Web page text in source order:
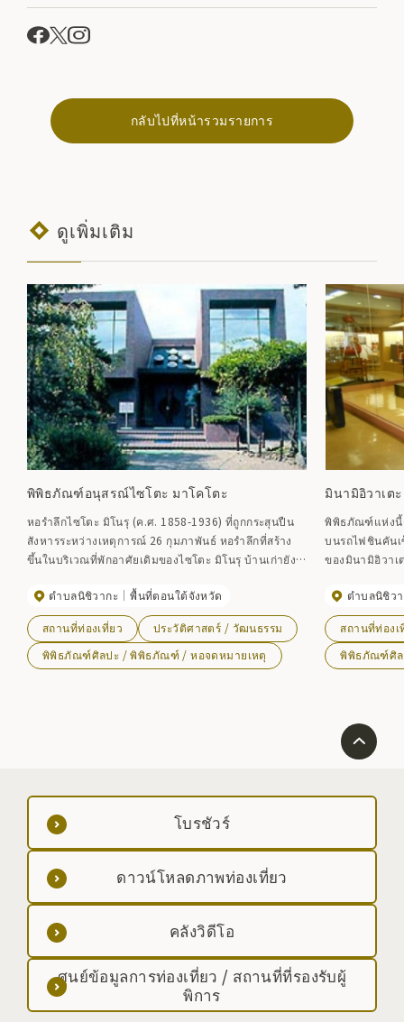
กลับไปที่หน้ารวมรายการ
ดูเพิ่มเติม
พิพิธภัณฑ์อนุสรณ์ไซโตะ มาโคโตะ
หอรำลึกไซโตะ มิโนรุ (ค.ศ. 1858-1936) ที่ถูกกระสุนปืน
สังหารระหว่างเหตุการณ์ 26 กุมภาพันธ์ หอรำลึกที่สร้าง
ขึ้นในบริเวณที่พักอาศัยเดิมของไซโตะ มิโนรุ บ้านเก่ายัง
ชีวิตในสมัยนั้น ภายในพิพิธภัณฑ์ มีการจัดแสดงเหรียญ
รางวัลและเครื่องประดับที่แสดงถึงความสำเร็จของมิโนรุ
โดยเฉพาะกระจกร้าวที่ถูกกระสุนปืนยิงใส่ในเหตุการณ์วัน
ที่ 26 กุมภาพันธ์ บอกเล่าเรื่องราวของช่วงเวลาที่ปั่นป่วน
ได้อย่างแจ่มชัด
ตำบลนิชิวากะ พื้นที่ตอนใต้จังหวัด
สถานที่ท่องเที่ยว
ประวัติศาสตร์ / วัฒนธรรม
พิพิธภัณฑ์ศิลปะ / พิพิธภัณฑ์ / หอจดหมายเหตุ
มินามิอิวาเต
พิพิธภัณฑ์แห่งนี้
บนรถไฟชินคัน
ของมินามิอิวาเ
จากเทศกาลป้
เทศกาลอันมีสี
ตำบลนิชิว
สถานที่ท่องเ
พิพิธภัณฑ์ศิล
โบรชัวร์
ดาวน์โหลดภาพท่องเที่ยว
คลังวิดีโอ
ศูนย์ข้อมูลการท่องเที่ยว / สถานที่ที่รองรับผู้
พิการ